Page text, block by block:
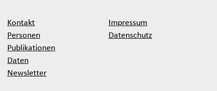
Kontakt
Personen
Publikationen
Daten
Newsletter
Impressum
Datenschutz